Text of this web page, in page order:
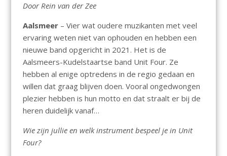
e
b
o
o
k
at
s
A
p
p
l
Door Rein van der Zee
Aalsmeer– Vier wat oudere muzikanten met veel
ervaring weten niet van ophouden en hebben een
nieuwe band opgericht in 2021. Het is de
Aalsmeers-Kudelstaartse band Unit Four. Ze
hebben al enige optredens in de regio gedaan en
willen dat graag blijven doen. Vooral ongedwongen
plezier hebben is hun motto en dat straalt er bij de
heren duidelijk vanaf…
Wie zijn jullie en welk instrument bespeel je in Unit
Four?